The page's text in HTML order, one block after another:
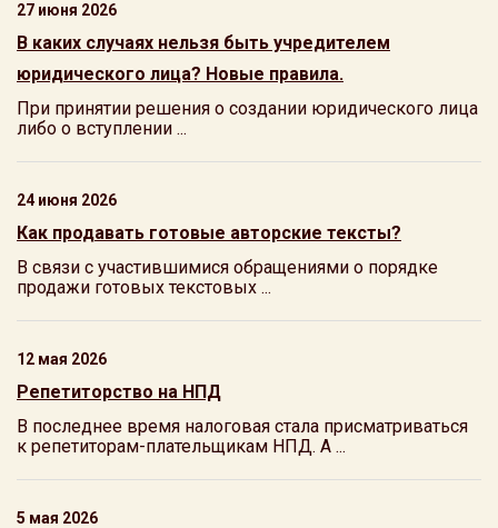
27 июня 2026
В каких случаях нельзя быть учредителем
юридического лица? Новые правила.
При принятии решения о создании юридического лица
либо о вступлении ...
24 июня 2026
Как продавать готовые авторские тексты?
В связи с участившимися обращениями о порядке
продажи готовых текстовых ...
12 мая 2026
Репетиторство на НПД
В последнее время налоговая стала присматриваться
к репетиторам-плательщикам НПД. А ...
5 мая 2026